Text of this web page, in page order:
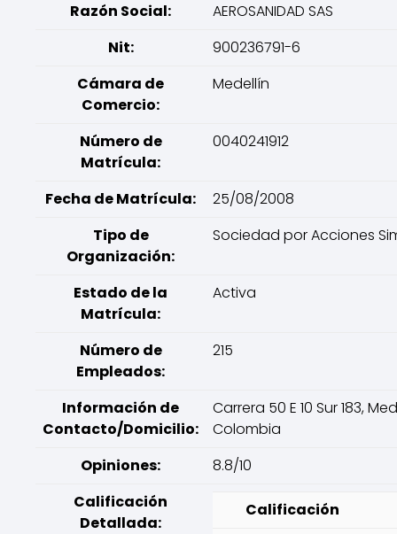
Razón Social:
AEROSANIDAD SAS
Nit:
900236791-6
Cámara de
Comercio:
Medellín
Número de
Matrícula:
0040241912
Fecha de Matrícula:
25/08/2008
Tipo de
Organización:
Sociedad por Acciones
Estado de la
Matrícula:
Activa
Número de
Empleados:
215
Información de
Contacto/Domicilio:
Carrera 50 E 10 Sur 183,
Colombia
Opiniones:
8.8/10
Calificación
Detallada:
Calificación